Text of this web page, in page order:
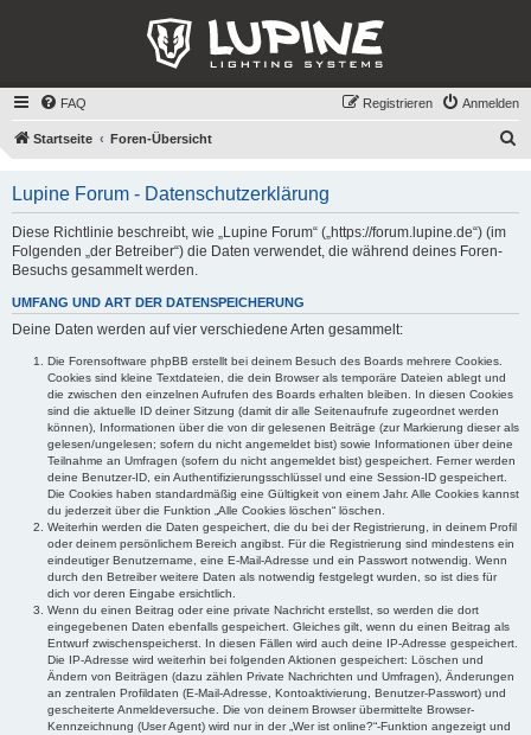
FAQ Anmelden
Registrieren
Startseite Foren-Übersicht
Lupine Forum - Datenschutzerklärung
Diese Richtlinie beschreibt, wie „Lupine Forum“ („https://forum.lupine.de“) (im
Folgenden „der Betreiber“) die Daten verwendet, die während deines Foren-
Besuchs gesammelt werden.
UMFANG UND ART DER DATENSPEICHERUNG
Deine Daten werden auf vier verschiedene Arten gesammelt:
Die Forensoftware phpBB erstellt bei deinem Besuch des Boards mehrere Cookies.
Cookies sind kleine Textdateien, die dein Browser als temporäre Dateien ablegt und
die zwischen den einzelnen Aufrufen des Boards erhalten bleiben. In diesen Cookies
sind die aktuelle ID deiner Sitzung (damit dir alle Seitenaufrufe zugeordnet werden
können), Informationen über die von dir gelesenen Beiträge (zur Markierung dieser als
gelesen/ungelesen; sofern du nicht angemeldet bist) sowie Informationen über deine
Teilnahme an Umfragen (sofern du nicht angemeldet bist) gespeichert. Ferner werden
deine Benutzer-ID, ein Authentifizierungsschlüssel und eine Session-ID gespeichert.
Die Cookies haben standardmäßig eine Gültigkeit von einem Jahr. Alle Cookies kannst
du jederzeit über die Funktion „Alle Cookies löschen“ löschen.
Weiterhin werden die Daten gespeichert, die du bei der Registrierung, in deinem Profil
oder deinem persönlichem Bereich angibst. Für die Registrierung sind mindestens ein
eindeutiger Benutzername, eine E-Mail-Adresse und ein Passwort notwendig. Wenn
durch den Betreiber weitere Daten als notwendig festgelegt wurden, so ist dies für
dich vor deren Eingabe ersichtlich.
Wenn du einen Beitrag oder eine private Nachricht erstellst, so werden die dort
eingegebenen Daten ebenfalls gespeichert. Gleiches gilt, wenn du einen Beitrag als
Entwurf zwischenspeicherst. In diesen Fällen wird auch deine IP-Adresse gespeichert.
Die IP-Adresse wird weiterhin bei folgenden Aktionen gespeichert: Löschen und
Ändern von Beiträgen (dazu zählen Private Nachrichten und Umfragen), Änderungen
an zentralen Profildaten (E-Mail-Adresse, Kontoaktivierung, Benutzer-Passwort) und
gescheiterte Anmeldeversuche. Die von deinem Browser übermittelte Browser-
Kennzeichnung (User Agent) wird nur in der „Wer ist online?“-Funktion angezeigt und